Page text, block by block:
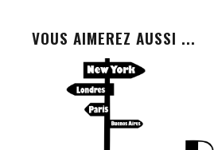
VOUS AIMEREZ AUSSI ...